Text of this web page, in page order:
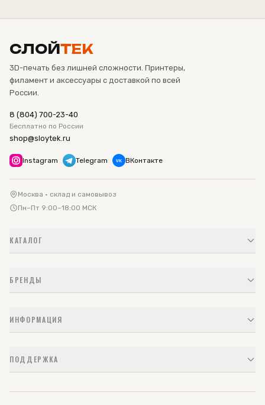
СЛОЙТЕК
3D-печать без лишней сложности. Принтеры,
филамент и аксессуары с доставкой по всей
России.
8 (804) 700-23-40
Бесплатно по России
shop@sloytek.ru
Instagram Telegram VK ВКонтакте
Москва · склад и самовывоз
Пн–Пт 9:00–18:00 МСК
КАТАЛОГ
БРЕНДЫ
ИНФОРМАЦИЯ
ПОДДЕРЖКА